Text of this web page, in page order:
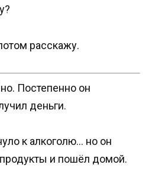
расскажу.
Постепенно он
деньги.
к алкоголю… но он
и пошёл домой.